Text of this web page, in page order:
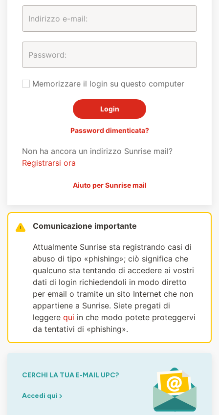
Memorizzare il login su questo computer
Password dimenticata?
Non ha ancora un indirizzo Sunrise mail?
Registrarsi ora
Aiuto per Sunrise mail
Comunicazione importante
Attualmente Sunrise sta registrando casi di
abuso di tipo «phishing»; ciò significa che
qualcuno sta tentando di accedere ai vostri
dati di login richiedendoli in modo diretto
per email o tramite un sito Internet che non
appartiene a Sunrise. Siete pregati di
leggere qui in che modo potete proteggervi
da tentativi di «phishing».
CERCHI LA TUA E-MAIL UPC?
Accedi qui